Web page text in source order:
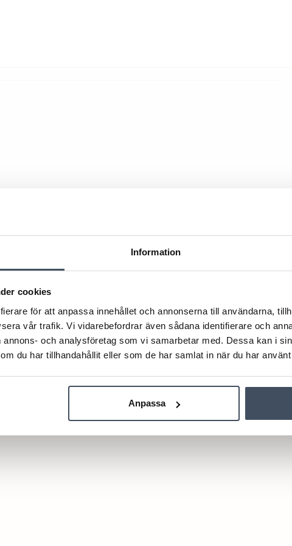
Information
cookies
för att anpassa innehållet och annonserna till användarna,
vår trafik. Vi vidarebefordrar även sådana identifierare och
och analysföretag som vi samarbetar med. Dessa kan i
du har tillhandahållit eller som de har samlat in när du har
Anpassa